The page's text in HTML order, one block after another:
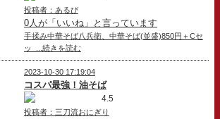
投稿者：あるび
0人が「いいね」と言っています
手揉み中華そば八兵衛、中華そば(並盛)850円＋Cセ
ッ ...続きを読む
2023-10-30 17:19:04
コスパ最強！油そば
4.5
投稿者：三刀流おにぎり